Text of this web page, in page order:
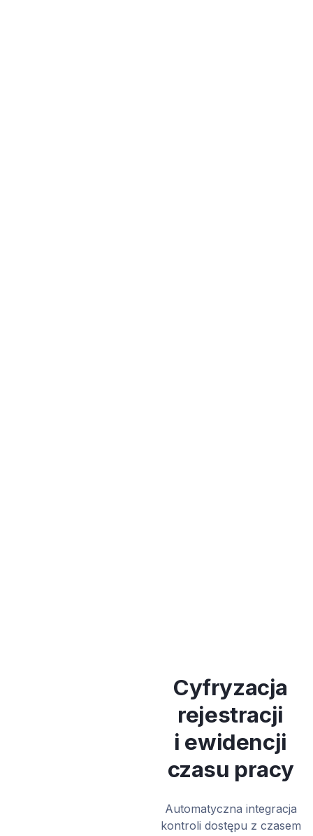
Cyfryzacja
rejestracji
i ewidencji
czasu pracy
Automatyczna integracja
kontroli dostępu z czasem